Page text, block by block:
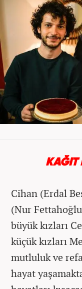
KAĞIT
Cihan (Erdal
(Nur
büyük kızları
küçük kızları
mutluluk ve
hayat